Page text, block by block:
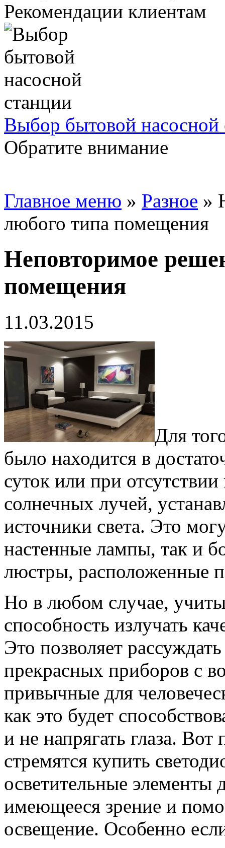
Рекомендации клиентам
Выбор бытовой насосной
Обратите внимание
Главное меню » Разное »
любого типа помещения
Неповторимое
помещения
11.03.2015
Для
было находится в
суток или при
солнечных лучей,
источники света. Это
настенные лампы, так и
люстры, расположенные
Но в любом случае,
способность излучать
Это позволяет
прекрасных приборов с
привычные для
как это будет
и не напрягать глаза.
стремятся купить
осветительные элементы
имеющееся зрение и
освещение. Особенно